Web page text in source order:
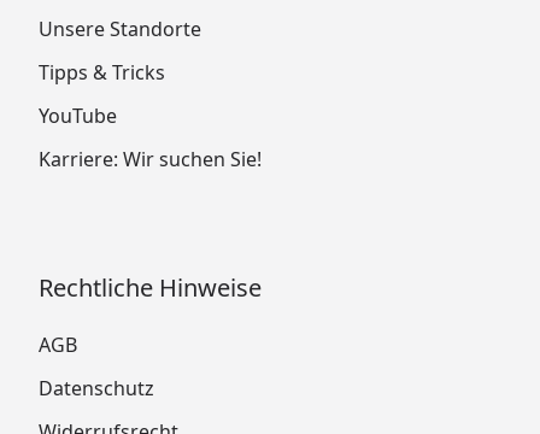
Unsere Standorte
Tipps & Tricks
YouTube
Karriere: Wir suchen Sie!
Rechtliche Hinweise
AGB
Datenschutz